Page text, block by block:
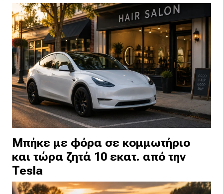
Μπήκε με φόρα σε κομμωτήριο
και τώρα ζητά 10 εκατ. από την
Tesla